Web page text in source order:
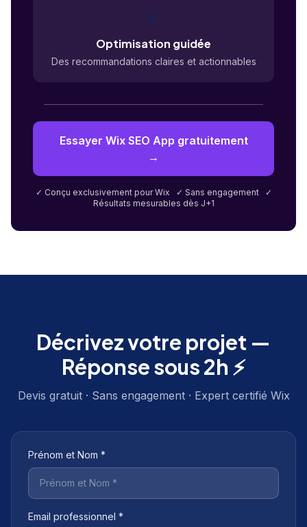
⚡
Optimisation guidée
Des recommandations claires et actionnables
Essayer Wix SEO App gratuitement
→
✓ Conçu exclusivement pour Wix ✓ Sans engagement ✓
Résultats mesurables dès J+1
Décrivez votre projet —
Réponse sous 2h ⚡
Devis gratuit · Sans engagement · Expert certifié Wix
Prénom et Nom *
Email professionnel *